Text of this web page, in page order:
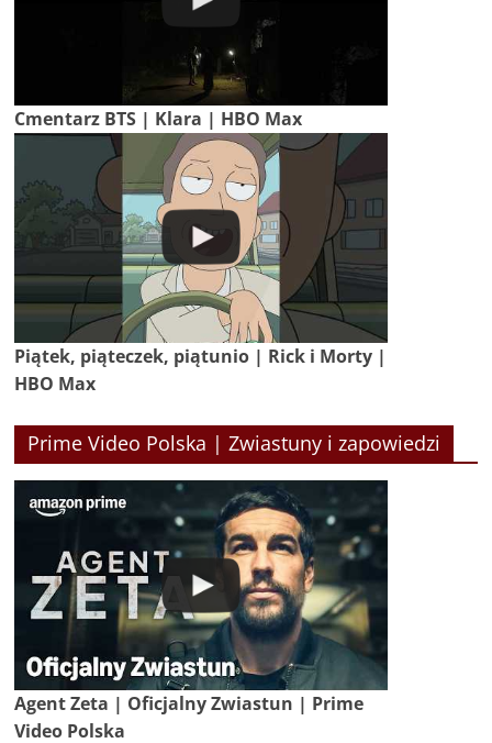
Cmentarz BTS | Klara | HBO Max
Piątek, piąteczek, piątunio | Rick i Morty |
HBO Max
Prime Video Polska | Zwiastuny i zapowiedzi
Agent Zeta | Oficjalny Zwiastun | Prime
Video Polska